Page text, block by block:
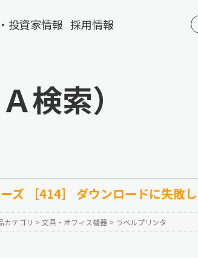
投資家情報 採用情報
検索）
ズ ［414］ ダウンロードに失敗
カテゴリ > 文具・オフィス機器 > ラベルプリンタ